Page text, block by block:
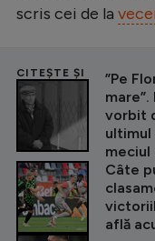
scris cei de la
CITEȘTE ȘI
”Pe
vorbit
ultimul
meciul
Câte
află